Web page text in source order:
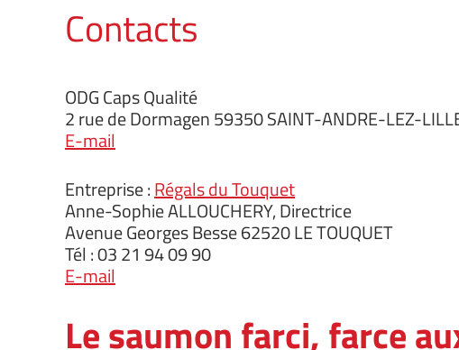
Contacts
ODG Caps Qualité
2 rue de Dormagen 59350 SAINT-ANDRE-LEZ-
E-mail
Entreprise :Régals du Touquet
Anne-Sophie ALLOUCHERY, Directrice
Avenue Georges Besse 62520 LE TOUQUET
Tél : 03 21 94 09 90
E-mail
Le saumon farci, farce